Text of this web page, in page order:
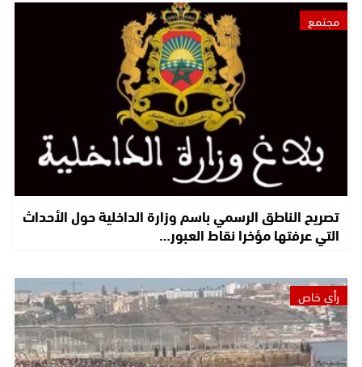
مجتمع
تصريح الناطق الرسمي باسم وزارة الداخلية حول الأحداث
التي عرفتها مؤخرا نقاط العبور…
رأي خاص